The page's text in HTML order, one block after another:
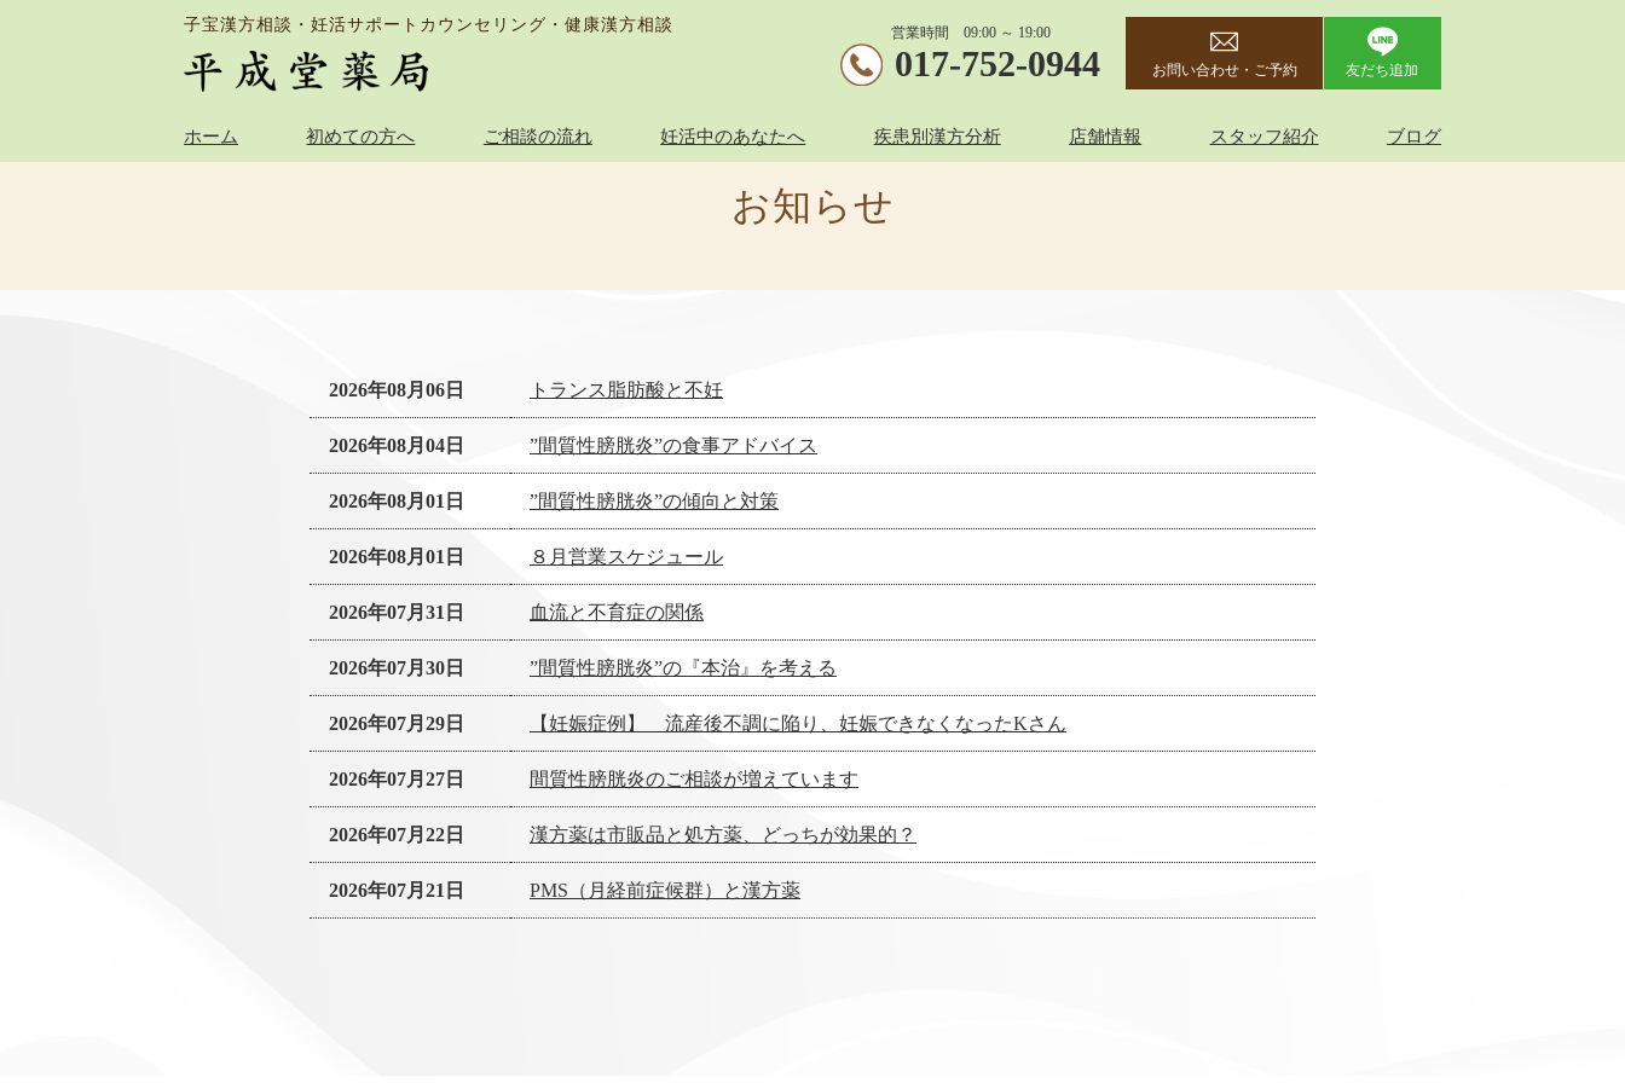
子宝漢方相談・妊活サポートカウンセリング・健康漢方相談 営業時間 09:00 ～ 19:00
017-752-0944 お問い合わせ・ご予約 友だち追加
ホーム 初めての方へ ご相談の流れ 妊活中のあなたへ 疾患別漢方分析 店舗情報 スタッフ紹介 ブログ
お知らせ
2026年08月06日 トランス脂肪酸と不妊
2026年08月04日 ”間質性膀胱炎”の食事アドバイス
2026年08月01日 ”間質性膀胱炎”の傾向と対策
2026年08月01日 ８月営業スケジュール
2026年07月31日 血流と不育症の関係
2026年07月30日 ”間質性膀胱炎”の『本治』を考える
2026年07月29日 【妊娠症例】 流産後不調に陥り、妊娠できなくなったKさん
2026年07月27日 間質性膀胱炎のご相談が増えています
2026年07月22日 漢方薬は市販品と処方薬、どっちが効果的？
2026年07月21日 PMS（月経前症候群）と漢方薬